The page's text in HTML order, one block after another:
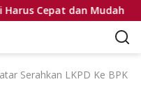
Cepat dan Mudah
Serahkan LKPD Ke BPK